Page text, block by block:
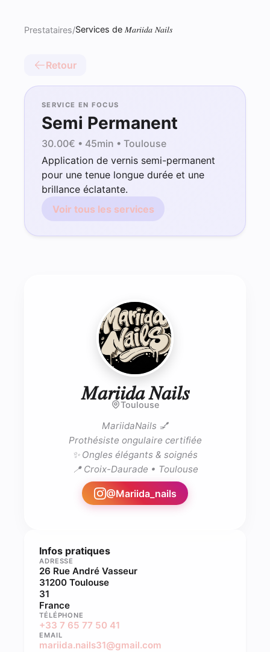
Prestataires/Services de 𝑀𝑎𝑟𝑖𝑖𝑑𝑎 𝑁𝑎𝑖𝑙𝑠
Retour
SERVICE EN FOCUS
Semi Permanent
30.00€ • 45min • Toulouse
Application de vernis semi-permanent
pour une tenue longue durée et une
brillance éclatante.
Voir tous les services
𝑀𝑎𝑟𝑖𝑖𝑑𝑎 𝑁𝑎𝑖𝑙𝑠-
Toulouse
MariidaNails 💅
Prothésiste ongulaire certifiée
✨ Ongles élégants & soignés
📍 Croix-Daurade • Toulouse
@Mariida_nails
Infos pratiques
ADRESSE
26 Rue André Vasseur
31200 Toulouse
31
France
TÉLÉPHONE
+33 7 65 77 50 41
EMAIL
mariida.nails31@gmail.com